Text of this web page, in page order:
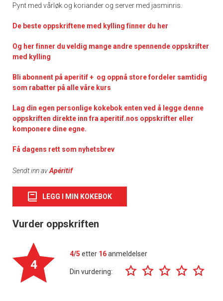
Pynt med vårløk og koriander og server med jasminris.
De beste oppskriftene med kylling finner du her
Og her finner du veldig mange andre spennende oppskrifter
med kylling
Bli abonnent på aperitif + og oppnå store fordeler samtidig
som rabatter på alle våre kurs
Lag din egen personlige kokebok enten ved å legge denne
oppskriften direkte inn fra aperitif.nos oppskrifter eller
komponere dine egne.
Få dagens rett som nyhetsbrev
Sendt inn avApéritif
LEGG I MIN KOKEBOK
Vurder oppskriften
4
4/5 etter 16anmeldelser
Din vurdering: